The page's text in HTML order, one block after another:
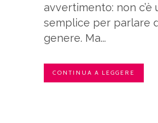
avvertimento: non c’è
semplice per parlare
genere. Ma...
CONTINUA A LEGGERE